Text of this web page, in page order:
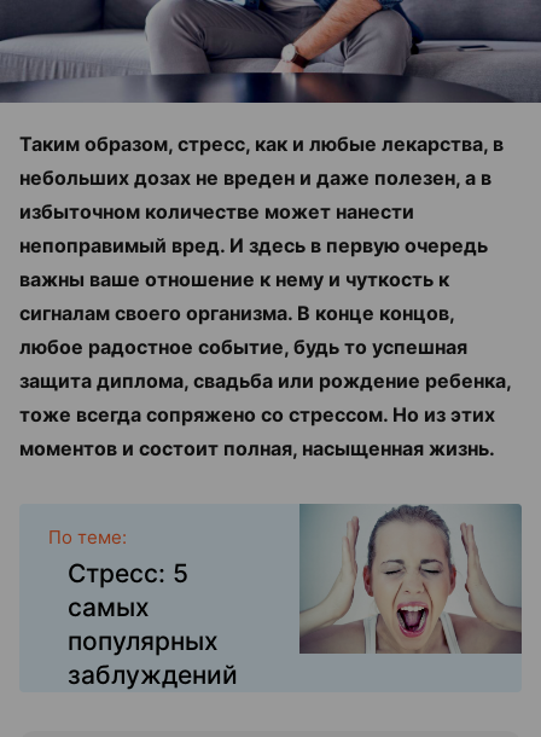
Таким образом, стресс, как и любые лекарства, в
небольших дозах не вреден и даже полезен, а в
избыточном количестве может нанести
непоправимый вред. И здесь в первую очередь
важны ваше отношение к нему и чуткость к
сигналам своего организма. В конце концов,
любое радостное событие, будь то успешная
защита диплома, свадьба или рождение ребенка,
тоже всегда сопряжено со стрессом. Но из этих
моментов и состоит полная, насыщенная жизнь.
По теме:
Стресс: 5
самых
популярных
заблуждений